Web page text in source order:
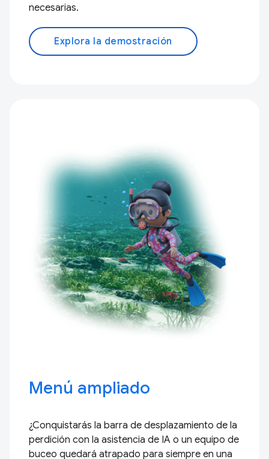
necesarias.
Explora la demostración
Menú ampliado
¿Conquistarás la barra de desplazamiento de la
perdición con la asistencia de IA o un equipo de
buceo quedará atrapado para siempre en una